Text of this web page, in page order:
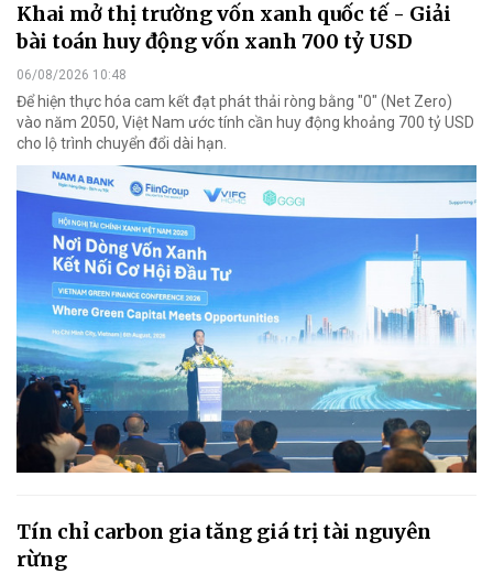
Khai mở thị trường vốn xanh quốc tế - Giải
bài toán huy động vốn xanh 700 tỷ USD
06/08/2026 10:48
Để hiện thực hóa cam kết đạt phát thải ròng bằng "0" (Net Zero)
vào năm 2050, Việt Nam ước tính cần huy động khoảng 700 tỷ USD
cho lộ trình chuyển đổi dài hạn.
Tín chỉ carbon gia tăng giá trị tài nguyên
rừng